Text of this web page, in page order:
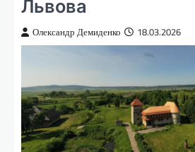
Львова
Олександр Демиденко 18.03.2026